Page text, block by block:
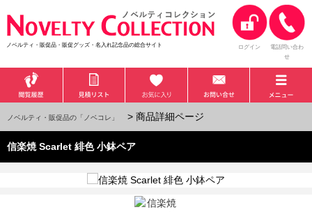
ノベルティ・販促品・販促グッズ・名入れ記念品の総合サイト ログイン
電話問い合わ
せ
ノベルティ・販促品の「ノベコレ」 > 商品詳細ページ
信楽焼 Scarlet 緋色 小鉢ペア